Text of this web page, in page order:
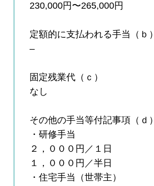
230,000円〜265,000円
定額的に支払われる手当（ｂ）
–
固定残業代（ｃ）
なし
その他の手当等付記事項（ｄ）
・研修手当
２，０００円／１日
１，０００円／半日
・住宅手当（世帯主）